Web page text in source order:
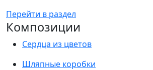
Перейти в раздел
Композиции
Сердца из цветов
Шляпные коробки